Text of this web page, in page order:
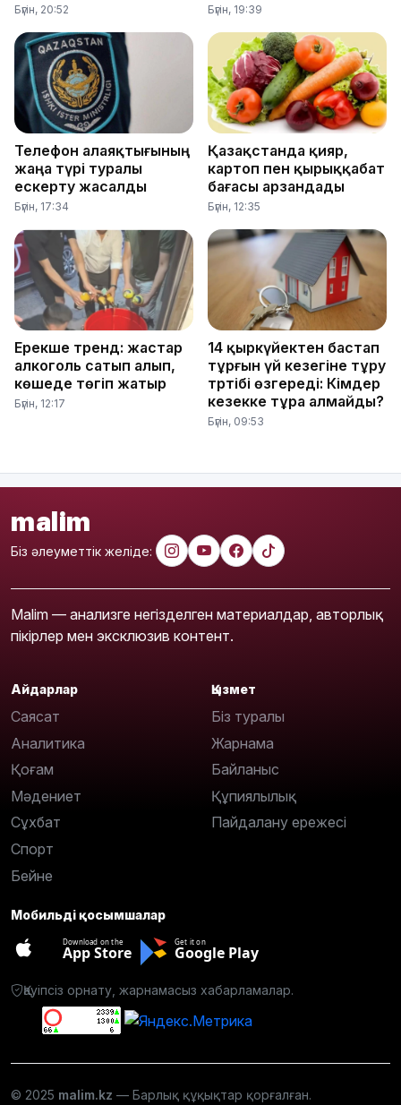
Бүгін, 20:52 Бүгін, 19:39
Телефон алаяқтығының
жаңа түрі туралы
ескерту жасалды
Бүгін, 17:34
Қазақстанда қияр,
картоп пен қырыққабат
бағасы арзандады
Бүгін, 12:35
Ерекше тренд: жастар
алкоголь сатып алып,
көшеде төгіп жатыр
Бүгін, 12:17
14 қыркүйектен бастап
тұрғын үй кезегіне тұру
тәртібі өзгереді: Кімдер
кезекке тұра алмайды?
Бүгін, 09:53
malim
Біз әлеуметтік желіде:
Malim — анализге негізделген материалдар, авторлық
пікірлер мен эксклюзив контент.
Айдарлар
Саясат
Аналитика
Қоғам
Мәдениет
Сұхбат
Спорт
Бейне
Қызмет
Біз туралы
Жарнама
Байланыс
Құпиялылық
Пайдалану ережесі
Мобильді қосымшалар
Download on the
App Store
Get it on
Google Play
Қауіпсіз орнату, жарнамасыз хабарламалар.
© 2025 malim.kz — Барлық құқықтар қорғалған.